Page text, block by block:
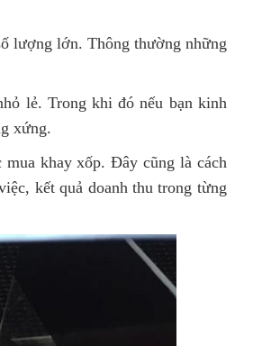
lượng lớn. Thông thường những
lẻ. Trong khi đó nếu bạn kinh
xứng.
khay xốp. Đây cũng là cách
kết quả doanh thu trong từng